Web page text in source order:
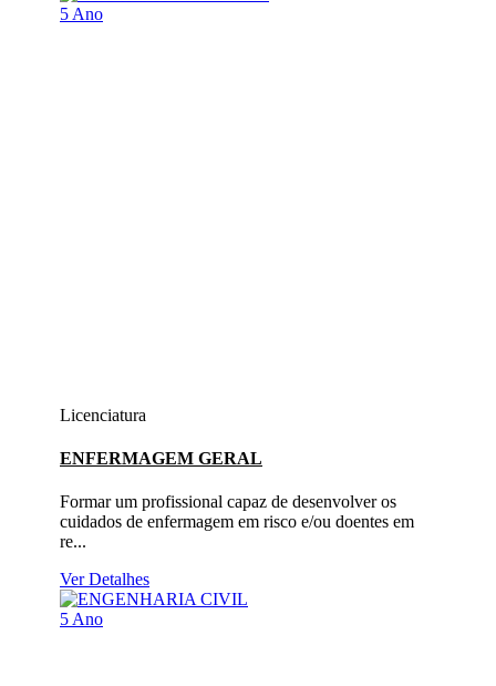
5 Ano
Licenciatura
ENFERMAGEM GERAL
Formar um profissional capaz de desenvolver os
cuidados de enfermagem em risco e/ou doentes em
re...
Ver Detalhes
5 Ano